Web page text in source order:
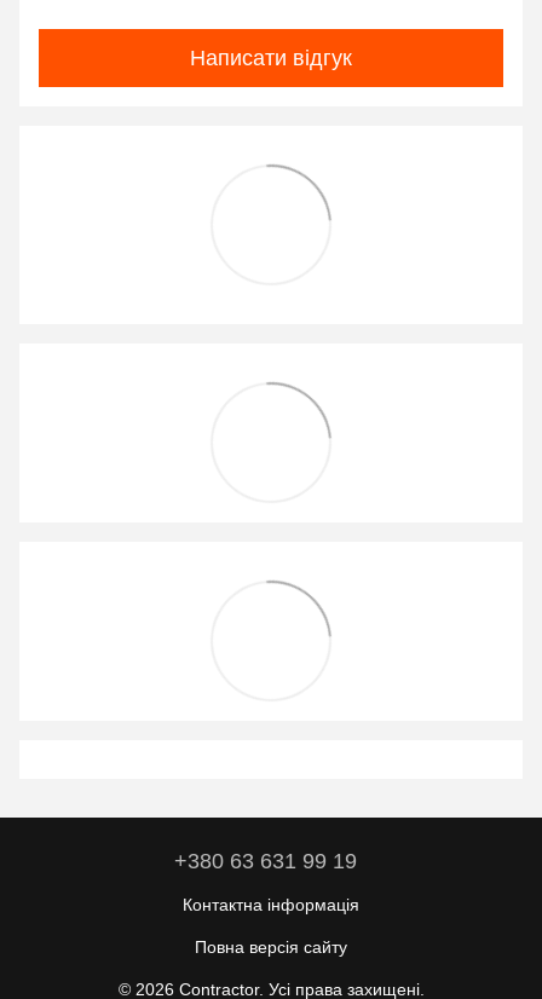
Написати відгук
+380 63 631 99 19
Контактна інформація
Повна версія сайту
© 2026 Contractor. Усі права захищені.